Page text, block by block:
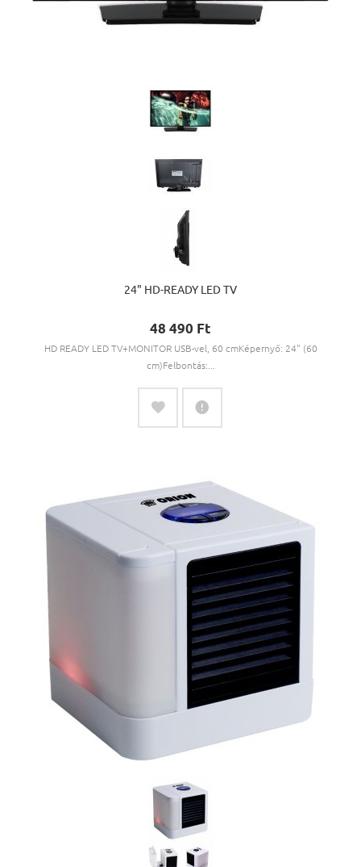
24" HD-READY LED TV
48 490 Ft‎
HD READY LED TV+MONITOR USB-vel, 60 cmKépernyő: 24" (60
cm)Felbontás:...